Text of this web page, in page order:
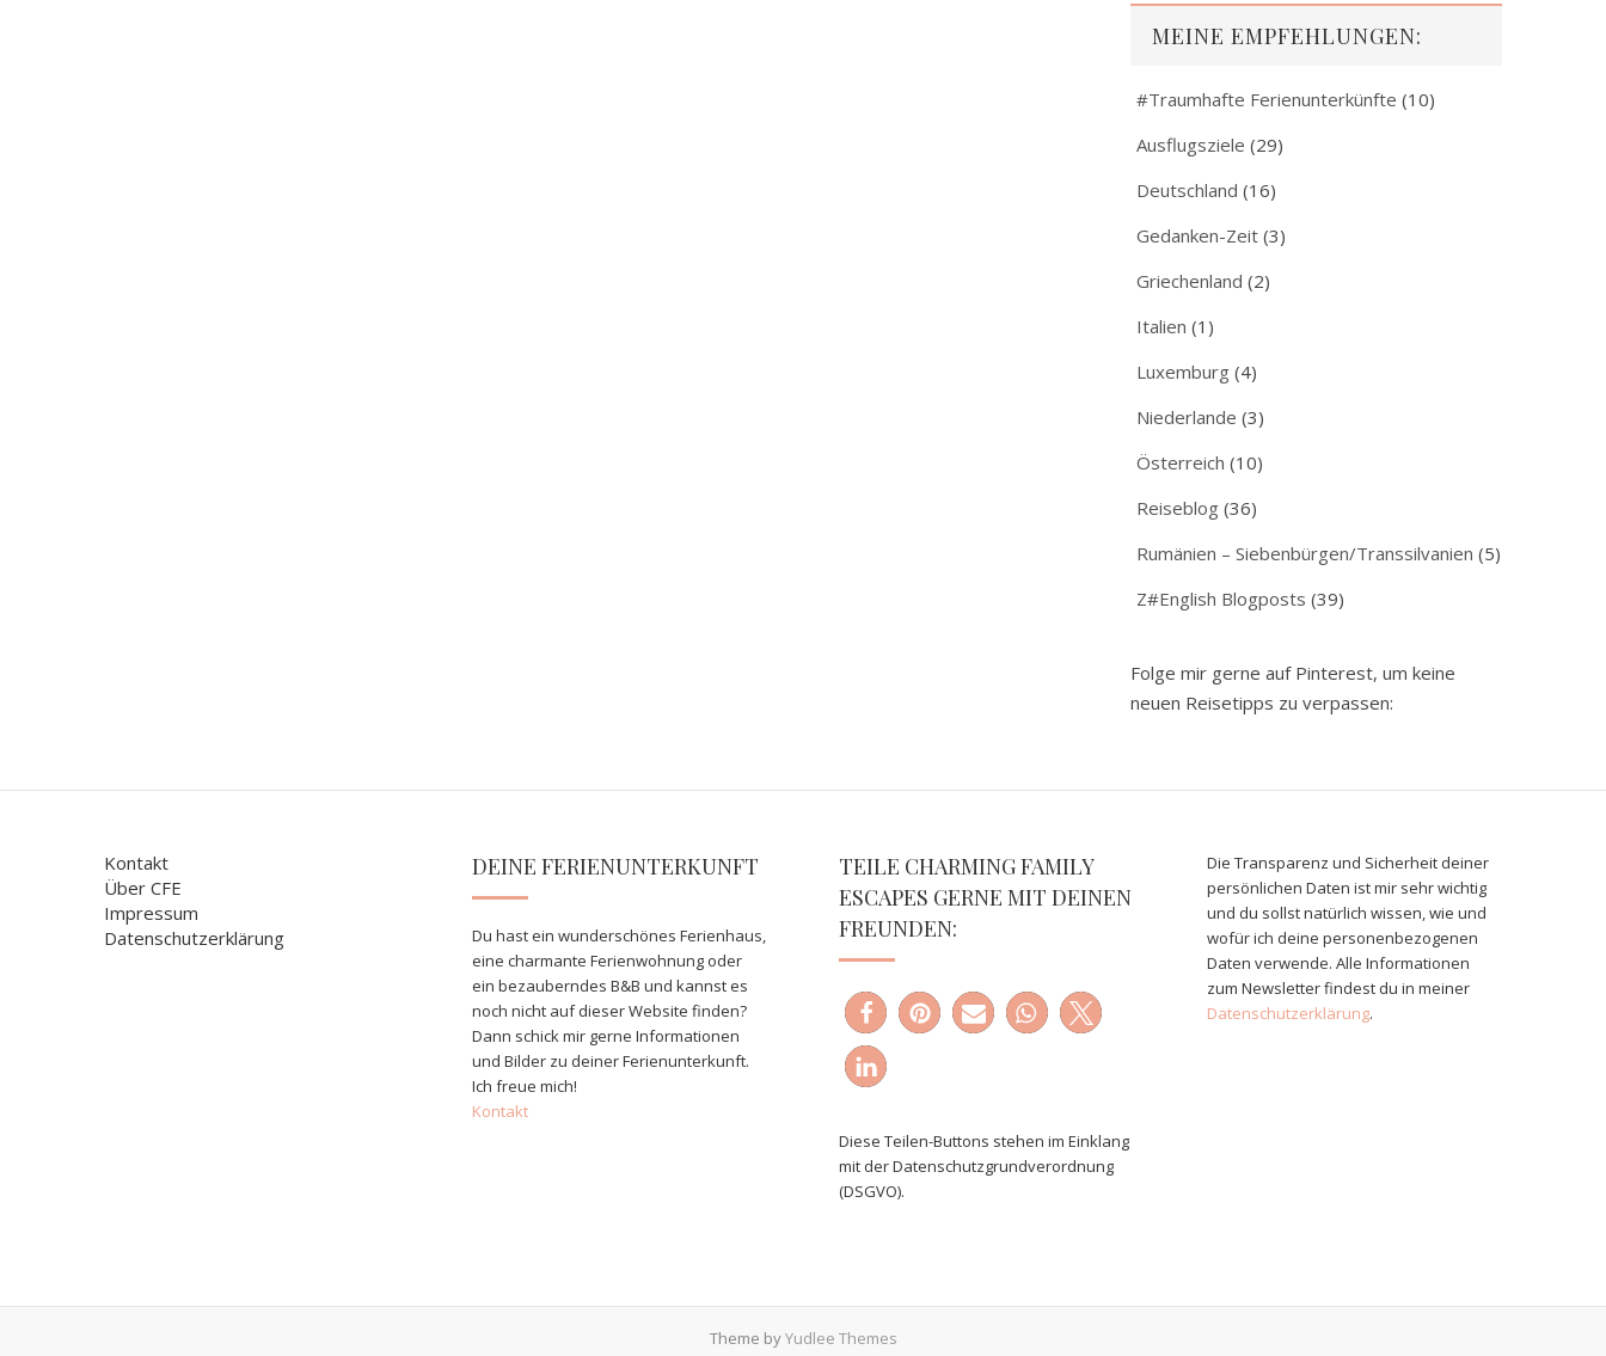
MEINE EMPFEHLUNGEN:
#Traumhafte Ferienunterkünfte (10)
Ausflugsziele (29)
Deutschland (16)
Gedanken-Zeit (3)
Griechenland (2)
Italien (1)
Luxemburg (4)
Niederlande (3)
Österreich (10)
Reiseblog (36)
Rumänien – Siebenbürgen/Transsilvanien (5)
Z#English Blogposts (39)
Folge mir gerne auf Pinterest, um keine
neuen Reisetipps zu verpassen:
Kontakt
Über CFE
Impressum
Datenschutzerklärung
DEINE FERIENUNTERKUNFT
Du hast ein wunderschönes Ferienhaus,
eine charmante Ferienwohnung oder
ein bezauberndes B&B und kannst es
noch nicht auf dieser Website finden?
Dann schick mir gerne Informationen
und Bilder zu deiner Ferienunterkunft.
Ich freue mich!
Kontakt
TEILE CHARMING FAMILY
ESCAPES GERNE MIT DEINEN
FREUNDEN:
Diese Teilen-Buttons stehen im Einklang
mit der Datenschutzgrundverordnung
(DSGVO).
Die Transparenz und Sicherheit deiner
persönlichen Daten ist mir sehr wichtig
und du sollst natürlich wissen, wie und
wofür ich deine personenbezogenen
Daten verwende. Alle Informationen
zum Newsletter findest du in meiner
Datenschutzerklärung.
Theme byYudlee Themes